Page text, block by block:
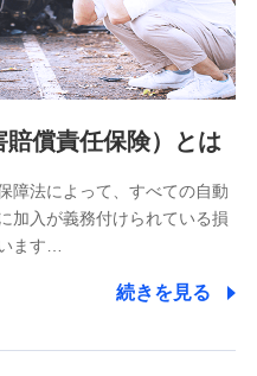
ス
いて
。
囲内において個人情報の取
償責任保険）とは
障法によって、すべての自動
加入が義務付けられている損
ます…
続きを見る